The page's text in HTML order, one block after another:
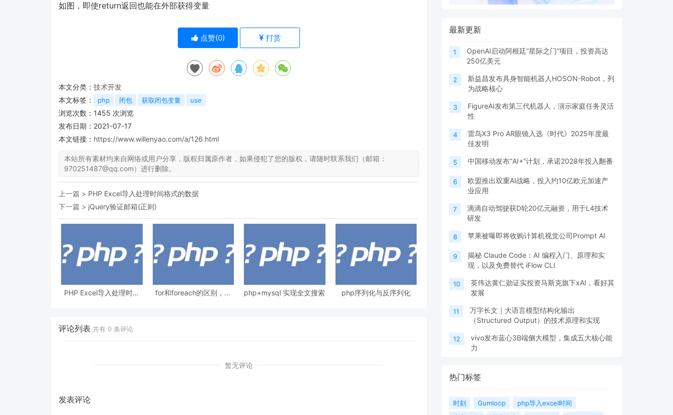
如图，即使return返回也能在外部获得变量
点赞(0) 打赏
本文分类： 技术开发
本文标签：
php 闭包 获取闭包变量 use
浏览次数： 1455 次浏览
发布日期：2021-07-17
本文链接： https://www.willenyao.com/a/126.html
本站所有素材均来自网络或用户分享，版权归属原作者，如果侵犯了您的版权，请随时联系我们（邮箱：
970251487@qq.com）进行删除。
上一篇 > PHP Excel导入处理时间格式的数据
下一篇 > jQuery验证邮箱(正则)
PHP Excel导入处理时间
for和foreach的区别，使
php+mysql 实现全文搜索 php序列化与反序列化
评论列表 共有 0 条评论
暂无评论
发表评论
最新更新
1
OpenAI启动阿根廷“星际之门”项目，投资高达
250亿美元
2
新益昌发布具身智能机器人HOSON-Robot，列
为战略核心
3
FigureAI发布第三代机器人，演示家庭任务灵活
性
4
雷鸟X3 Pro AR眼镜入选《时代》2025年度最
佳发明
5 中国移动发布“AI+”计划，承诺2028年投入翻番
6
欧盟推出双重AI战略，投入约10亿欧元加速产
业应用
7
滴滴自动驾驶获D轮20亿元融资，用于L4技术
研发
8 苹果被曝即将收购计算机视觉公司Prompt AI
9
揭秘 Claude Code：AI 编程入门、原理和实
现，以及免费替代 iFlow CLI
10
英伟达黄仁勋证实投资马斯克旗下xAI，看好其
发展
11
万字长文｜大语言模型结构化输出
（Structured Output）的技术原理和实现
12
vivo发布蓝心3B端侧大模型，集成五大核心能
力
热门标签
时刻 Gumloop
php导入excel时间